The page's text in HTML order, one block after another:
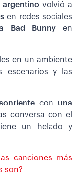
argentino volvió a
en redes sociales
Bad Bunnyen
en un ambiente
escenarios y las
con una
conversa con el
un helado y
canciones más
son?